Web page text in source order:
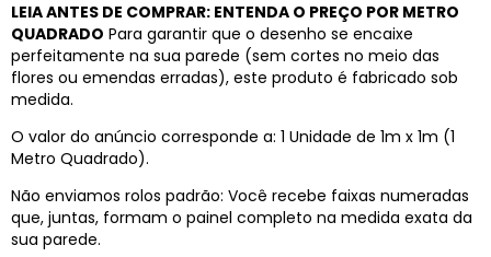
LEIA ANTES DE COMPRAR: ENTENDA O PREÇO POR METRO
QUADRADO Para garantir que o desenho se encaixe
perfeitamente na sua parede (sem cortes no meio das
flores ou emendas erradas), este produto é fabricado sob
medida.
O valor do anúncio corresponde a: 1 Unidade de 1m x 1m (1
Metro Quadrado).
Não enviamos rolos padrão: Você recebe faixas numeradas
que, juntas, formam o painel completo na medida exata da
sua parede.